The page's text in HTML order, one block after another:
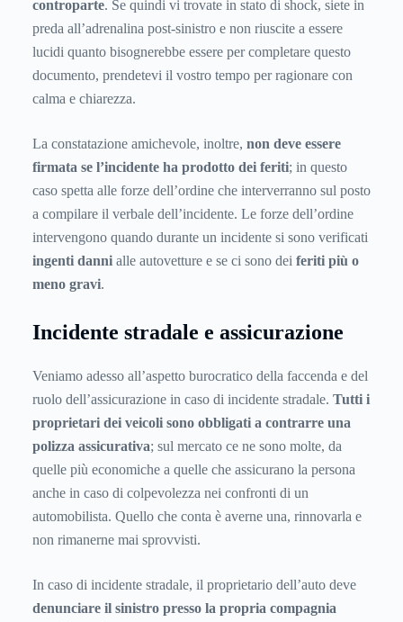
controparte. Se quindi vi trovate in stato di shock, siete in
preda all’adrenalina post-sinistro e non riuscite a essere
lucidi quanto bisognerebbe essere per completare questo
documento, prendetevi il vostro tempo per ragionare con
calma e chiarezza.
La constatazione amichevole, inoltre, non deve essere
firmata se l’incidente ha prodotto dei feriti; in questo
caso spetta alle forze dell’ordine che interverranno sul posto
a compilare il verbale dell’incidente. Le forze dell’ordine
intervengono quando durante un incidente si sono verificati
ingenti danni alle autovetture e se ci sono dei feriti più o
meno gravi.
Incidente stradale e assicurazione
Veniamo adesso all’aspetto burocratico della faccenda e del
ruolo dell’assicurazione in caso di incidente stradale. Tutti i
proprietari dei veicoli sono obbligati a contrarre una
polizza assicurativa; sul mercato ce ne sono molte, da
quelle più economiche a quelle che assicurano la persona
anche in caso di colpevolezza nei confronti di un
automobilista. Quello che conta è averne una, rinnovarla e
non rimanerne mai sprovvisti.
In caso di incidente stradale, il proprietario dell’auto deve
denunciare il sinistro presso la propria compagnia